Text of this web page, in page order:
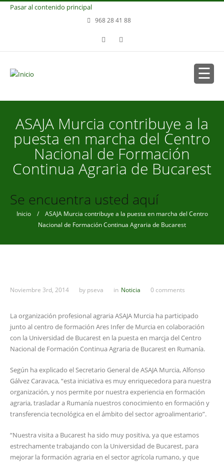
Pasar al contenido principal
968 28 41 88
ASAJA Murcia contribuye a la
puesta en marcha del Centro
Nacional de Formación
Continua Agraria de Bucarest
Se encuentra usted aquí
Inicio/ ASAJA Murcia contribuye a la puesta en marcha del Centro
Nacional de Formación Continua Agraria de Bucarest
Noviembre 3rd, 2014 by pseva in Noticia 0 comments
La organización profesional agraria ASAJA Murcia ha participado
junto al centro de formación Ares Infer de Murcia en colaboración
con la Universidad de Bucarest en la puesta en marcja del Centro
Nacional de Formación Continua Agraria de Bucarest en Rumanía.
Según ha explicado el Secretario General de ASAJA Murcia, Alfonso
Gálvez Caravaca, “esta iniciativa es muy enriquecedora para nuestra
organización, y nos permite por nuestra experiencia en formación
agraria, trasladar a Rumanía nuestros conocimiento en formación y
transferencia tecnológica en el ámbito del sector agroalimentario”.
“Nuestra visita a Bucarest ha sido muy positiva, ya que estamos
estrechamente trabajando con la Universidad de Bucarest, para
mejorar la formación agraria en el sector agrícola rumano, y que